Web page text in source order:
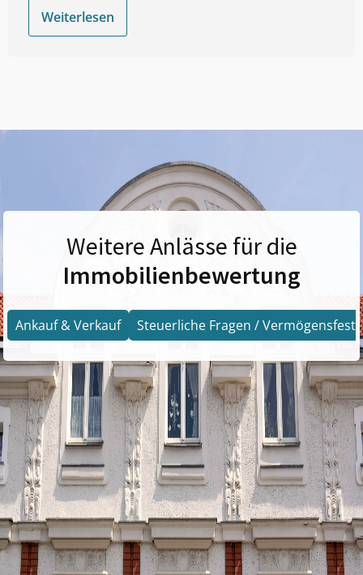
Weiterlesen
Weitere Anlässe für die
Immobilienbewertung
Ankauf & Verkauf Steuerliche Fragen /